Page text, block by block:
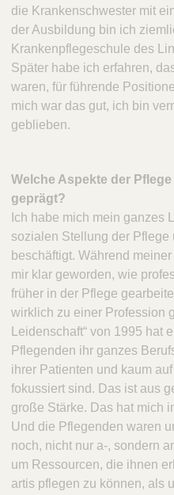
die Krankenschwester mit
der Ausbildung bin ich
Krankenpflegeschule des
Später habe ich erfahren,
waren, für führende
mich war das gut, ich bin
geblieben.
Welche Aspekte der
geprägt?
Ich habe mich mein ganzes
sozialen Stellung der Pflege
beschäftigt. Während
mir klar geworden, wie
früher in der Pflege
wirklich zu einer Profession
Leidenschaft“ von 1995 hat
Pflegenden ihr ganzes
ihrer Patienten und kaum
fokussiert sind. Das ist aus
große Stärke. Das hat mich
Und die Pflegenden waren
noch, nicht nur a-, sondern
um Ressourcen, die ihnen
artis pflegen zu können, als